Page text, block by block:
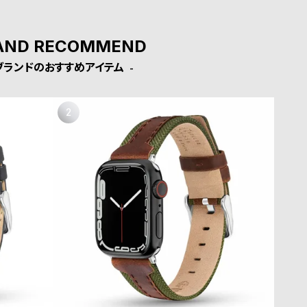
RECOMMEND
ランドのおすすめアイテム